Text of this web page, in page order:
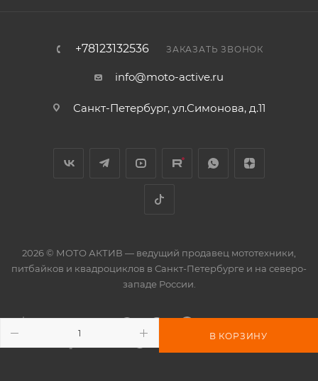
В КОРЗИНУ
+78123132536 ЗАКАЗАТЬ ЗВОНОК
info@moto-active.ru
Санкт-Петербург, ул.Симонова, д.11
2026 © МОТО АКТИВ — ведущий продавец мототехники,
питбайков и квадроциклов в Санкт-Петербурге и на северо-
западе России.